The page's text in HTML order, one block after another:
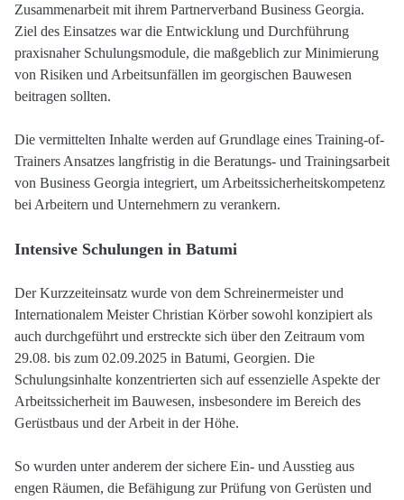
Zusammenarbeit mit ihrem Partnerverband Business Georgia.
Ziel des Einsatzes war die Entwicklung und Durchführung
praxisnaher Schulungsmodule, die maßgeblich zur Minimierung
von Risiken und Arbeitsunfällen im georgischen Bauwesen
beitragen sollten.
Die vermittelten Inhalte werden auf Grundlage eines Training-of-
Trainers Ansatzes langfristig in die Beratungs- und Trainingsarbeit
von Business Georgia integriert, um Arbeitssicherheitskompetenz
bei Arbeitern und Unternehmern zu verankern.
Intensive Schulungen in Batumi
Der Kurzzeiteinsatz wurde von dem Schreinermeister und
Internationalem Meister Christian Körber sowohl konzipiert als
auch durchgeführt und erstreckte sich über den Zeitraum vom
29.08. bis zum 02.09.2025 in Batumi, Georgien. Die
Schulungsinhalte konzentrierten sich auf essenzielle Aspekte der
Arbeitssicherheit im Bauwesen, insbesondere im Bereich des
Gerüstbaus und der Arbeit in der Höhe.
So wurden unter anderem der sichere Ein- und Ausstieg aus
engen Räumen, die Befähigung zur Prüfung von Gerüsten und